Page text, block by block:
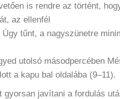
is rendre az történt,
az ellenfél
tűnt, a nagyszünetre
utolsó másodpercében
a kapu bal oldalába (9–11).
gyorsan javítani a fordulás